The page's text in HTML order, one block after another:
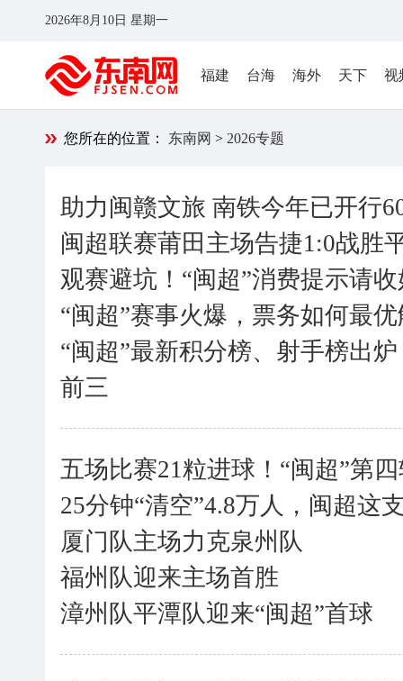
2026年8月10日 星期一
福建 台海 海外 天下 视
您所在的位置： 东南网 > 2026专题
助力闽赣文旅 南铁今年已开行
闽超联赛莆田主场告捷1:0战胜
观赛避坑！“闽超”消费提示请
“闽超”赛事火爆，票务如何最
“闽超”最新积分榜、射手榜出
前三
五场比赛21粒进球！“闽超”第
25分钟“清空”4.8万人，闽超这
厦门队主场力克泉州队
福州队迎来主场首胜
漳州队平潭队迎来“闽超”首球